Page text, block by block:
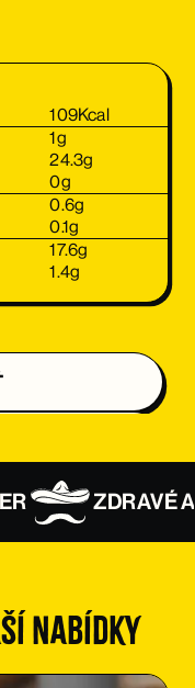
109Kcal
1g
24.3g
0g
0.6g
0.1g
17.6g
1.4g
ZDRAVÉ
nabídky